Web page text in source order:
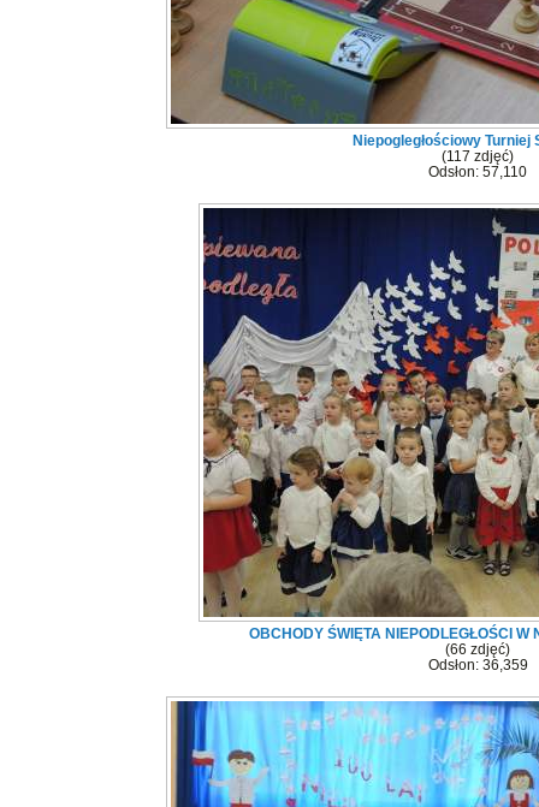
Niepogległościowy Turniej
(117 zdjęć)
Odsłon: 57,110
OBCHODY ŚWIĘTA NIEPODLEGŁOŚCI W
(66 zdjęć)
Odsłon: 36,359